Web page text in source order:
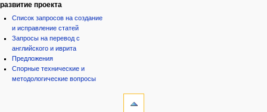
развитие проекта
Список запросов на создание
и исправление статей
Запросы на перевод с
английского и иврита
Предложения
Спорные технические и
методологические вопросы